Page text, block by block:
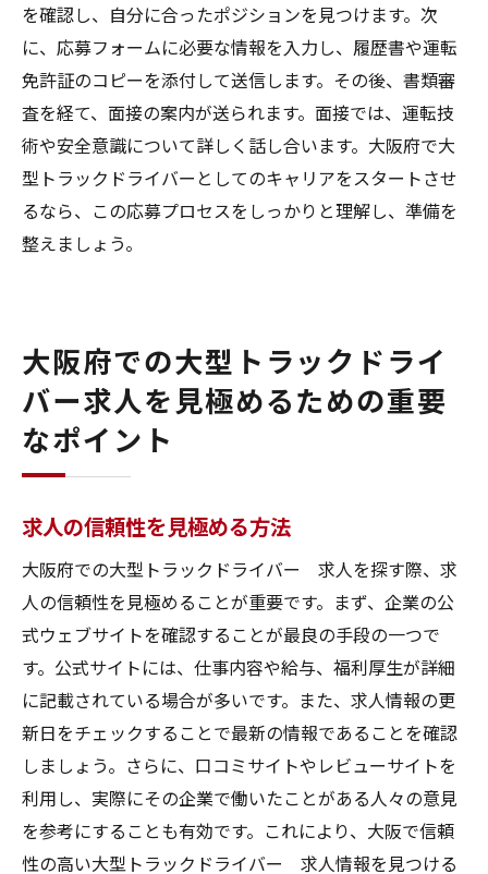
を確認し、自分に合ったポジションを見つけます。次
に、応募フォームに必要な情報を入力し、履歴書や運転
免許証のコピーを添付して送信します。その後、書類審
査を経て、面接の案内が送られます。面接では、運転技
術や安全意識について詳しく話し合います。大阪府で大
型トラックドライバーとしてのキャリアをスタートさせ
るなら、この応募プロセスをしっかりと理解し、準備を
整えましょう。
大阪府での大型トラックドライ
バー求人を見極めるための重要
なポイント
求人の信頼性を見極める方法
大阪府での大型トラックドライバー 求人を探す際、求
人の信頼性を見極めることが重要です。まず、企業の公
式ウェブサイトを確認することが最良の手段の一つで
す。公式サイトには、仕事内容や給与、福利厚生が詳細
に記載されている場合が多いです。また、求人情報の更
新日をチェックすることで最新の情報であることを確認
しましょう。さらに、口コミサイトやレビューサイトを
利用し、実際にその企業で働いたことがある人々の意見
を参考にすることも有効です。これにより、大阪で信頼
性の高い大型トラックドライバー 求人情報を見つける